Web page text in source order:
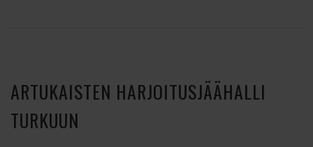
ARTUKAISTEN HARJOITUSJÄÄHALLI
TURKUUN